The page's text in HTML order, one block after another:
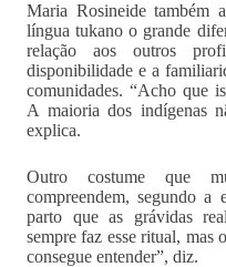
Maria Rosineide também
língua tukano o grande
relação aos outros
disponibilidade e a
comunidades. “Acho que
A maioria dos indígenas
explica.
Outro costume que
compreendem, segundo
parto que as grávidas
sempre faz esse ritual, mas
consegue entender”, diz.